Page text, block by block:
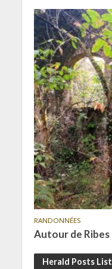
RANDONNÉES
Autour de Ribes
Herald Posts List